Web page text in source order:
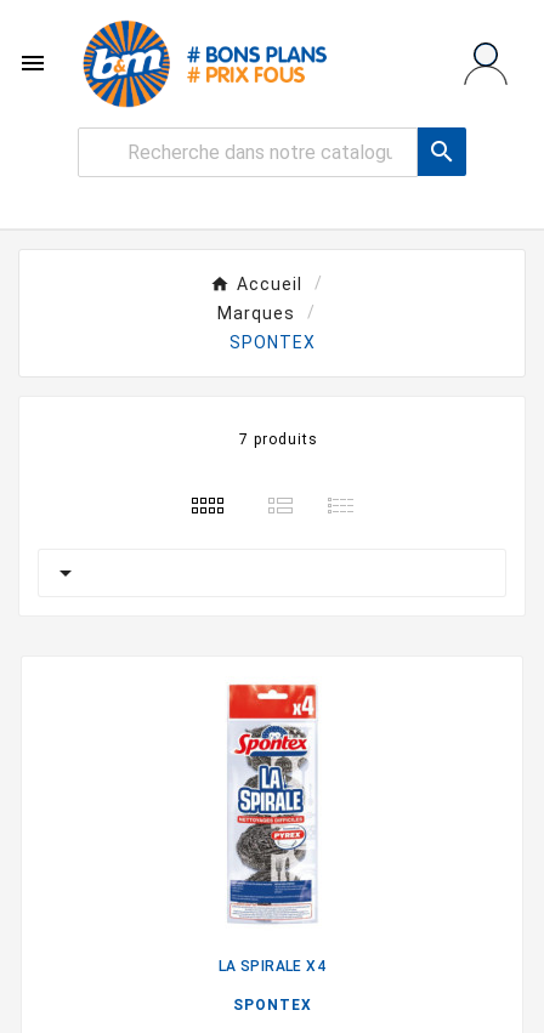


Accueil
Marques
SPONTEX
7 produits

LA SPIRALE X4
SPONTEX